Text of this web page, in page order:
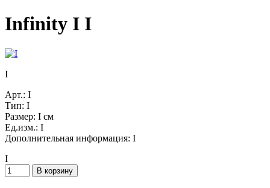
Infinity I I
I
Арт.: I
Тип: I
Размер: I см
Ед.изм.: I
Дополнительная информация: I
I